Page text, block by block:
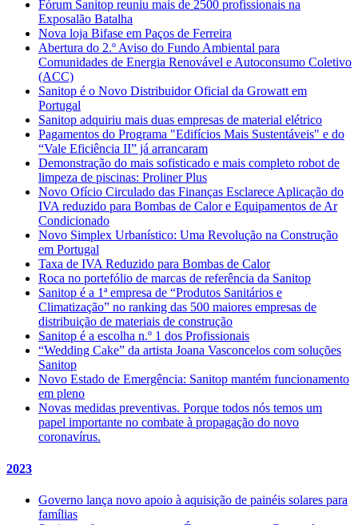
Fórum Sanitop reuniu mais de 2500 profissionais na
Exposalão Batalha
Nova loja Bifase em Paços de Ferreira
Abertura do 2.º Aviso do Fundo Ambiental para
Comunidades de Energia Renovável e Autoconsumo Coletivo
(ACC)
Sanitop é o Novo Distribuidor Oficial da Growatt em
Portugal
Sanitop adquiriu mais duas empresas de material elétrico
Pagamentos do Programa "Edifícios Mais Sustentáveis" e do
“Vale Eficiência II” já arrancaram
Demonstração do mais sofisticado e mais completo robot de
limpeza de piscinas: Proliner Plus
Novo Ofício Circulado das Finanças Esclarece Aplicação do
IVA reduzido para Bombas de Calor e Equipamentos de Ar
Condicionado
Novo Simplex Urbanístico: Uma Revolução na Construção
em Portugal
Taxa de IVA Reduzido para Bombas de Calor
Roca no portefólio de marcas de referência da Sanitop
Sanitop é a 1ª empresa de “Produtos Sanitários e
Climatização” no ranking das 500 maiores empresas de
distribuição de materiais de construção
Sanitop é a escolha n.º 1 dos Profissionais
“Wedding Cake” da artista Joana Vasconcelos com soluções
Sanitop
Novo Estado de Emergência: Sanitop mantém funcionamento
em pleno
Novas medidas preventivas. Porque todos nós temos um
papel importante no combate à propagação do novo
coronavírus.
2023
Governo lança novo apoio à aquisição de painéis solares para
famílias